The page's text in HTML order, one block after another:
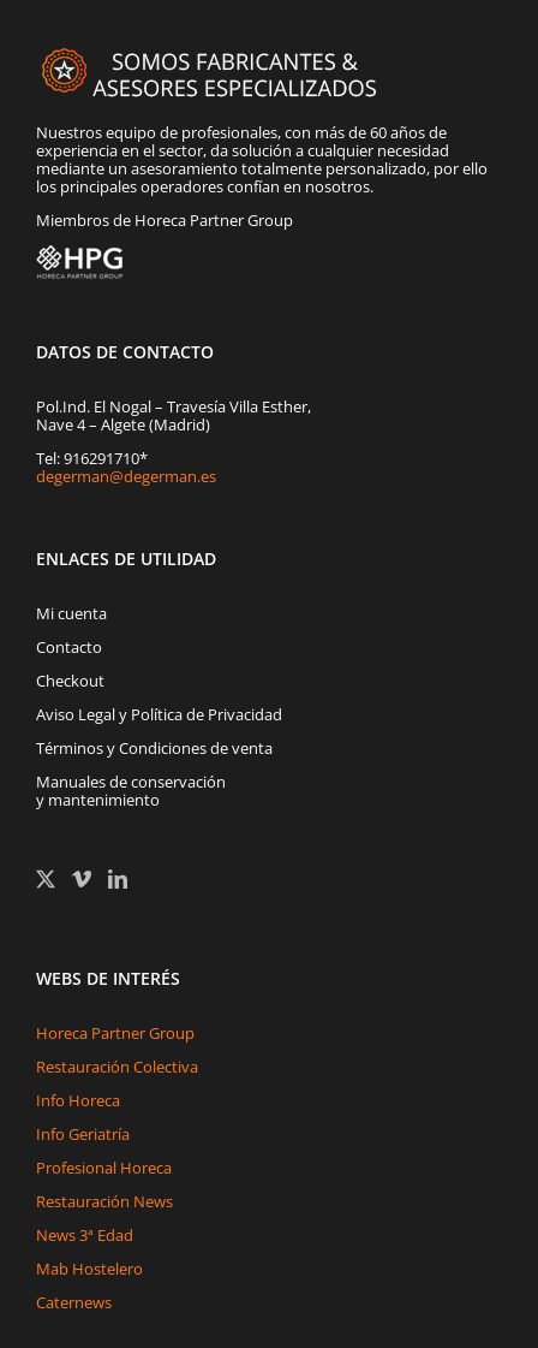
Nuestros equipo de profesionales, con más de 60 años de
experiencia en el sector, da solución a cualquier necesidad
mediante un asesoramiento totalmente personalizado, por ello
los principales operadores confían en nosotros.
Miembros de Horeca Partner Group
DATOS DE CONTACTO
Pol.Ind. El Nogal – Travesía Villa Esther,
Nave 4 – Algete (Madrid)
Tel: 916291710*
degerman@degerman.es
ENLACES DE UTILIDAD
Mi cuenta
Contacto
Checkout
Aviso Legal y Política de Privacidad
Términos y Condiciones de venta
Manuales de conservación
y mantenimiento
WEBS DE INTERÉS
Horeca Partner Group
Restauración Colectiva
Info Horeca
Info Geriatría
Profesional Horeca
Restauración News
News 3ª Edad
Mab Hostelero
Caternews